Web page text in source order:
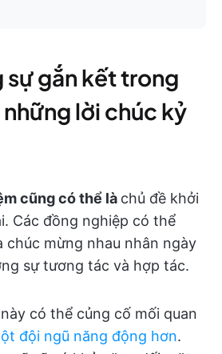
sự gắn kết trong
lời chúc kỷ
cũng có thể là chủ đề khởi
Các đồng nghiệp có thể
chúc mừng nhau nhân ngày
sự tương tác và hợp tác.
có thể củng cố mối quan
đội ngũ năng động hơn.